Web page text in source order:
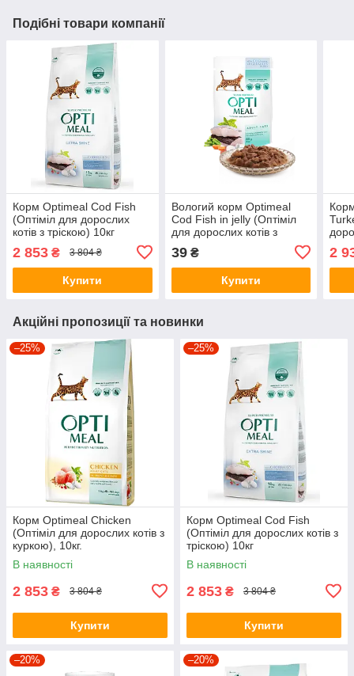
Подібні товари компанії
Корм Optimeal Cod Fish
(Оптіміл для дорослих
котів з тріскою) 10кг
2 853 ₴ 3 804 ₴
Купити
Вологий корм Optimeal
Cod Fish in jelly (Оптіміл
для дорослих котів з
39₴
Купити
2
Акційні пропозиції та новинки
–25%
Корм Optimeal Chicken
(Оптіміл для дорослих котiв з
куркою), 10кг.
В наявності
2 853 ₴ 3 804 ₴
Купити
–25%
Корм Optimeal Cod Fish
(Оптіміл для дорослих котів з
тріскою) 10кг
В наявності
2 853 ₴ 3 804 ₴
Купити
–20% –20%